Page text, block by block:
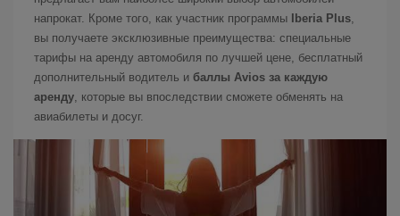
напрокат. Кроме того, как участник программы
Iberia Plus,
вы получаете эксклюзивные преимущества: специальные
тарифы на аренду автомобиля по лучшей цене, бесплатный
дополнительный водитель и баллы Avios за каждую
аренду, которые вы впоследствии сможете обменять на
авиабилеты и досуг.